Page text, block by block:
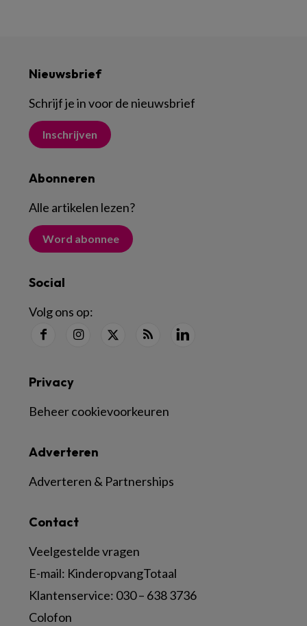
Nieuwsbrief
Schrijf je in voor de nieuwsbrief
Inschrijven
Abonneren
Alle artikelen lezen?
Word abonnee
Social
Volg ons op:
Contact
Veelgestelde vragen
E-mail: KinderopvangTotaal
Klantenservice: 030 – 638 3736
Colofon
Adverteren
Adverteren & Partnerships
Privacy
Beheer cookievoorkeuren